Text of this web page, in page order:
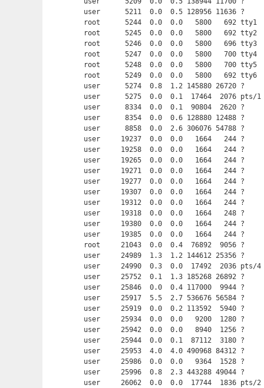
user      5211  0.0  0.5 128956 11636 ?
root      5244  0.0  0.0   5800   692 tty1
root      5245  0.0  0.0   5800   692 tty2
root      5246  0.0  0.0   5800   696 tty3
root      5247  0.0  0.0   5800   700 tty4
root      5248  0.0  0.0   5800   700 tty5
root      5249  0.0  0.0   5800   692 tty6
user      5274  0.8  1.2 145880 26720 ?
user      5275  0.0  0.1  17464  2076 pts/
user      8334  0.0  0.1  90804  2620 ?
user      8354  0.0  0.6 128880 12488 ?
user      8858  0.0  2.6 306076 54788 ?
user     19237  0.0  0.0   1664   244 ?
user     19258  0.0  0.0   1664   244 ?
user     19265  0.0  0.0   1664   244 ?
user     19271  0.0  0.0   1664   244 ?
user     19277  0.0  0.0   1664   244 ?
user     19307  0.0  0.0   1664   244 ?
user     19312  0.0  0.0   1664   244 ?
user     19318  0.0  0.0   1664   248 ?
user     19380  0.0  0.0   1664   244 ?
user     19385  0.0  0.0   1664   244 ?
root     21043  0.0  0.4  76892  9056 ?
user     24989  1.3  1.2 144612 25356 ?
user     24990  0.3  0.0  17492  2036 pts/
user     25752  0.1  1.3 185268 26892 ?
user     25846  0.0  0.4 117000  9944 ?
user     25917  5.5  2.7 536676 56584 ?
user     25919  0.0  0.2 113592  5940 ?
user     25934  0.0  0.0   9200  1280 ?
user     25942  0.0  0.0   8940  1256 ?
user     25944  0.0  0.1  87112  3180 ?
user     25953  4.0  4.0 490968 84312
user     25986  0.0  0.0   9364  1528 ?
user     25996  0.8  2.3 443288 49044 ?
user     26062  0.0  0.0  17744  1836 pts/